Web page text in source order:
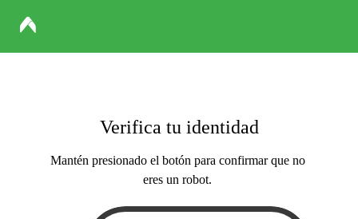
Verifica tu identidad
Mantén presionado el botón para confirmar que no
eres un robot.